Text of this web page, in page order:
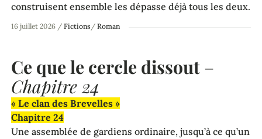
16 juillet 2026 / Fictions/ Roman
construisent ensemble les dépasse déjà tous les deux.
Ce que le cercle dissout –
Chapitre 24
« Le clan des Brevelles »
Chapitre 24
Une assemblée de gardiens ordinaire, jusqu’à ce qu’un